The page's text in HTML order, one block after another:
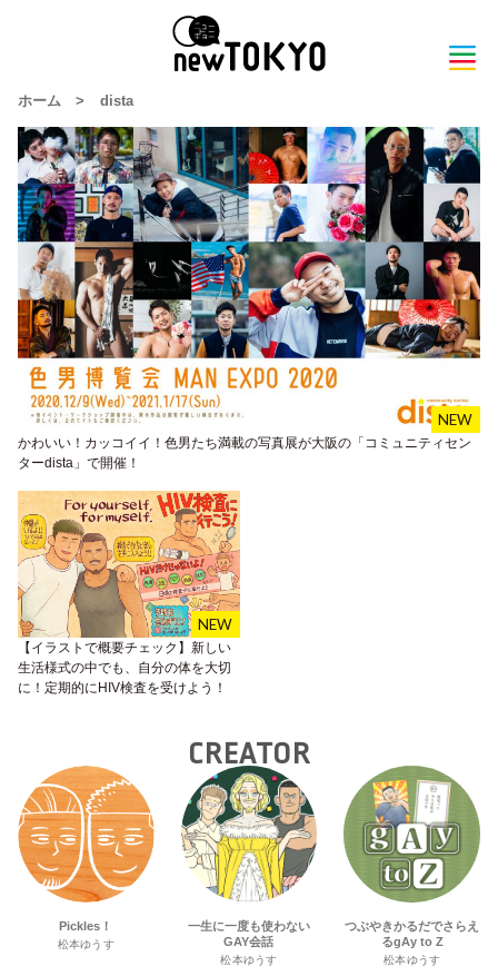
ホーム > dista
かわいい！カッコイイ！色男たち満載の写真展が大阪の「コミュニティセン
ターdista」で開催！
【イラストで概要チェック】新しい
生活様式の中でも、自分の体を大切
に！定期的にHIV検査を受けよう！
CREATOR
Pickles！
松本ゆうす
一生に一度も使わない
GAY会話
松本ゆうす
つぶやきかるだでさらえ
るgAy to Z
松本ゆうす